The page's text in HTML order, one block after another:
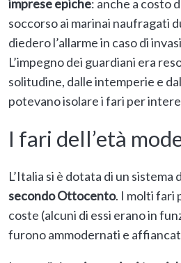
imprese epiche: anche a costo
soccorso ai marinai naufragati
diedero l’allarme in caso di
L’impegno dei guardiani era
solitudine, dalle intemperie e
potevano isolare i fari per
I fari dell’età
L’Italia si è dotata di un sistema
secondo Ottocento. I molti fari
coste (alcuni di essi erano in
furono ammodernati e